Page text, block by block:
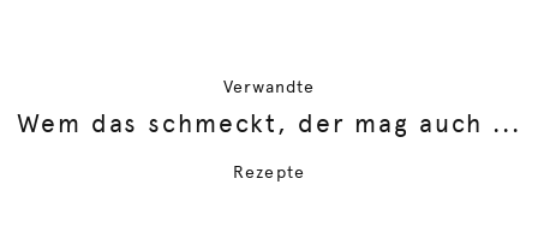
Verwandte
Wem das schmeckt, der mag auch ...
Rezepte